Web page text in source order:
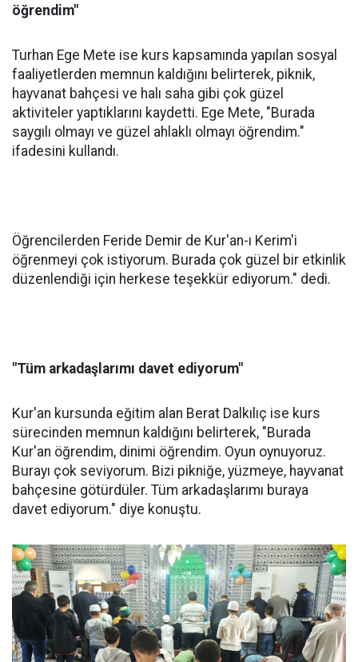
öğrendim"
Turhan Ege Mete ise kurs kapsamında yapılan sosyal
faaliyetlerden memnun kaldığını belirterek, piknik,
hayvanat bahçesi ve halı saha gibi çok güzel
aktiviteler yaptıklarını kaydetti. Ege Mete, "Burada
saygılı olmayı ve güzel ahlaklı olmayı öğrendim."
ifadesini kullandı.
Öğrencilerden Feride Demir de Kur'an-ı Kerim'i
öğrenmeyi çok istiyorum. Burada çok güzel bir etkinlik
düzenlendiği için herkese teşekkür ediyorum." dedi.
"Tüm arkadaşlarımı davet ediyorum"
Kur'an kursunda eğitim alan Berat Dalkılıç ise kurs
sürecinden memnun kaldığını belirterek, "Burada
Kur'an öğrendim, dinimi öğrendim. Oyun oynuyoruz.
Burayı çok seviyorum. Bizi pikniğe, yüzmeye, hayvanat
bahçesine götürdüler. Tüm arkadaşlarımı buraya
davet ediyorum." diye konuştu.